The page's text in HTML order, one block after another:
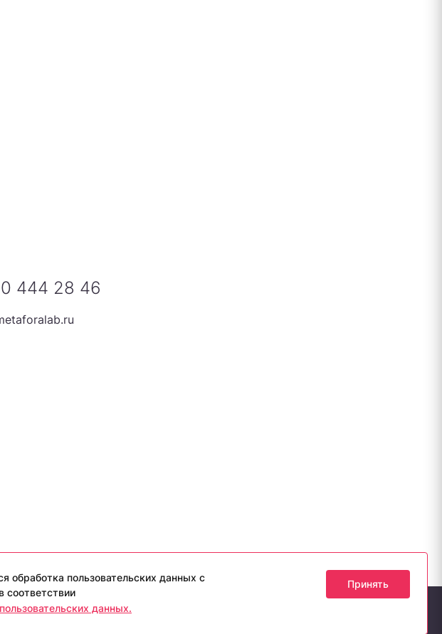
444 28 46
дизайна и оформления допускается лишь с разрешения правообладателя и
metaforalab.ru»
обработка пользовательских данных с
соответствии
данных.
Принять